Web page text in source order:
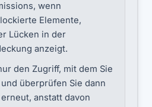
wenn
Elemente,
Lücken in der
anzeigt.
den Zugriff, mit dem Sie
überprüfen Sie dann
anstatt davon